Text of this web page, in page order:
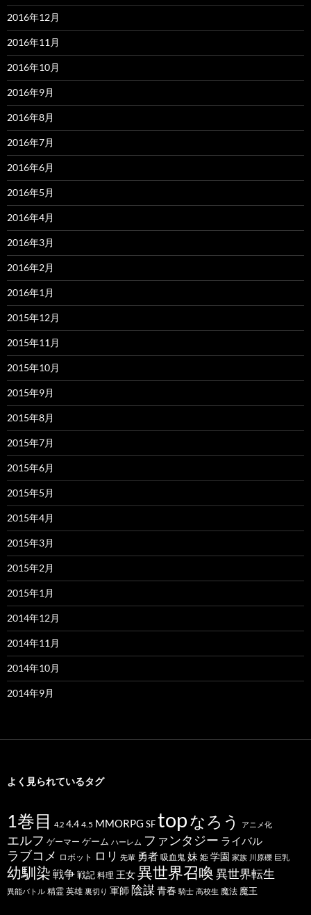
2016年12月
2016年11月
2016年10月
2016年9月
2016年8月
2016年7月
2016年6月
2016年5月
2016年4月
2016年3月
2016年2月
2016年1月
2015年12月
2015年11月
2015年10月
2015年9月
2015年8月
2015年7月
2015年6月
2015年5月
2015年4月
2015年3月
2015年2月
2015年1月
2014年12月
2014年11月
2014年10月
2014年9月
よく見られているタグ
1巻目 4.2 4.4 4.5 MMORPG SFtopなろう アニメ化
エルフ ゲーマー ゲーム ハーレム ファンタジー ライバル
ラブコメ ロボット ロリ 先輩 勇者 吸血鬼 妹 姫 学園 家族 川原礫 巨乳
幼馴染 戦争戦記 料理 王女異世界召喚異世界転生
異能バトル 精霊 英雄 裏切り 軍師 陰謀青春 騎士 高校生 魔法 魔王